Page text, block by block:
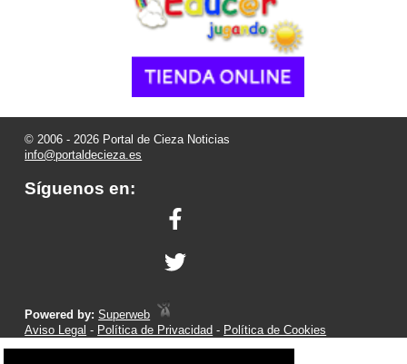
© 2006 - 2026 Portal de Cieza Noticias
info@portaldecieza.es
Síguenos en:
Powered by:Superweb
Aviso Legal - Política de Privacidad - Política de Cookies